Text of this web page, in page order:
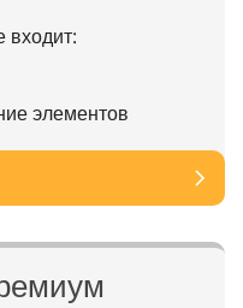
входит:
элементов